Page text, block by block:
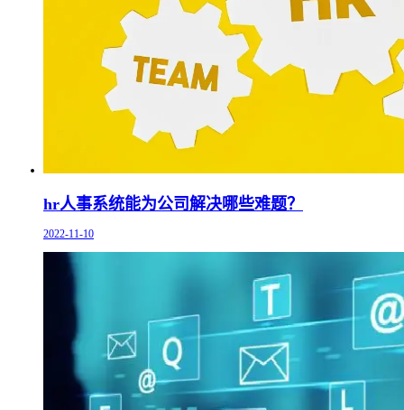
hr人事系统能为公司解决哪些难题？
2022-11-10